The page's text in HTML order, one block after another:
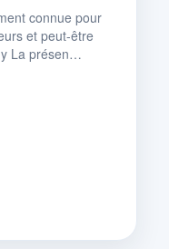
connue pour
et peut-être
La présen…